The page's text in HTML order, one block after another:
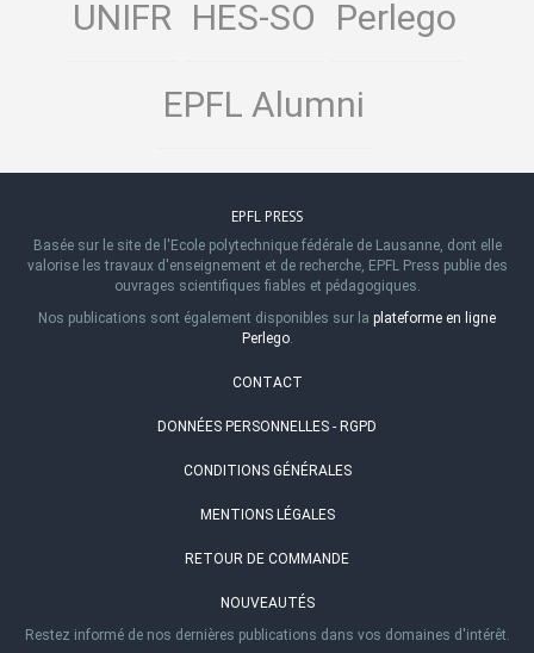
UNIFR HES-SO Perlego
EPFL Alumni
EPFL PRESS
Basée sur le site de l'Ecole polytechnique fédérale de Lausanne, dont elle
valorise les travaux d'enseignement et de recherche, EPFL Press publie des
ouvrages scientifiques fiables et pédagogiques.
Nos publications sont également disponibles sur la plateforme en ligne
Perlego.
CONTACT
DONNÉES PERSONNELLES - RGPD
CONDITIONS GÉNÉRALES
MENTIONS LÉGALES
RETOUR DE COMMANDE
NOUVEAUTÉS
Restez informé de nos dernières publications dans vos domaines d'intérêt.